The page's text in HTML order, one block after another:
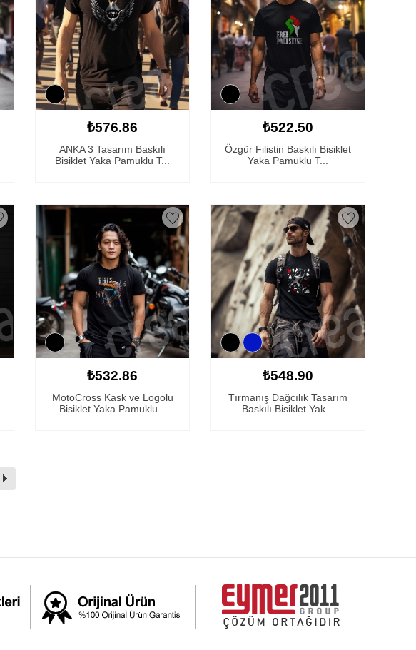
₺576.86
ANKA 3 Tasarım Baskılı
Bisiklet Yaka Pamuklu T...
₺522.50
Özgür Filistin Baskılı Bisiklet
Yaka Pamuklu T...
₺532.86
MotoCross Kask ve Logolu
Bisiklet Yaka Pamuklu...
₺548.90
Tırmanış Dağcılık Tasarım
Baskılı Bisiklet Yak...